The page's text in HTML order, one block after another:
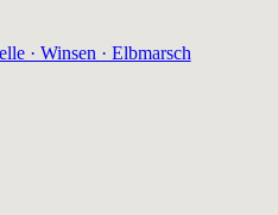
· Winsen · Elbmarsch